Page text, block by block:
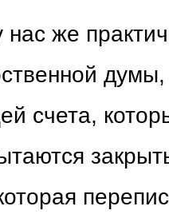
же
счета,